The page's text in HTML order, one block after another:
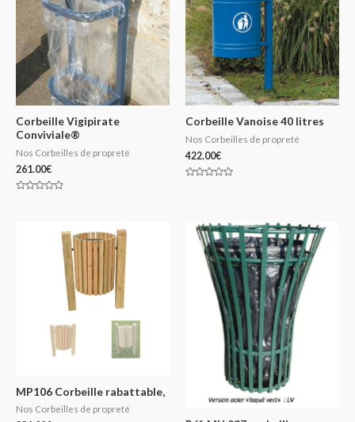
Corbeille Vigipirate
Conviviale®
Nos Corbeilles de propreté
261.00€
Corbeille Vanoise 40 litres
Nos Corbeilles de propreté
422.00€
MP106 Corbeille rabattable,
Nos Corbeilles de propreté